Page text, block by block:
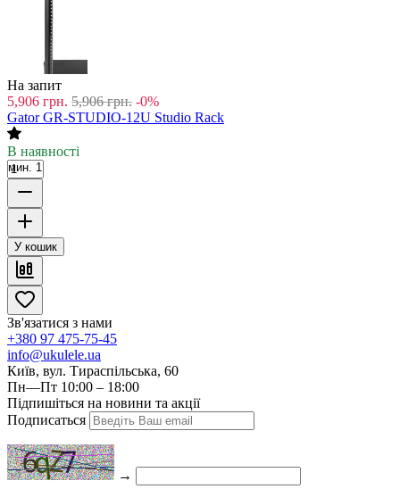
На запит
5,906 грн. 5,906 грн. -0%
Gator GR-STUDIO-12U Studio Rack
В наявності
мин. 1
У кошик
Зв'язатися з нами
+380 97 475-75-45
info@ukulele.ua
Київ, вул. Тираспільська, 60
Пн—Пт 10:00 – 18:00
Підпишіться на новини та акції
Подписаться
→